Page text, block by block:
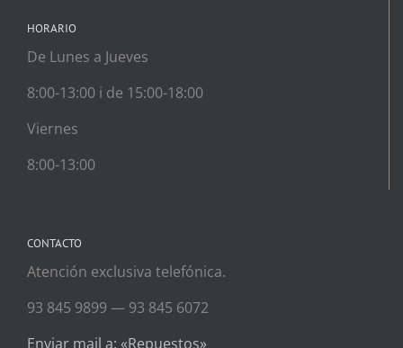
HORARIO
De Lunes a Jueves
8:00-13:00 i de 15:00-18:00
Viernes
8:00-13:00
CONTACTO
Atención exclusiva telefónica.
93 845 9899 — 93 845 6072
Enviar mail a: «Repuestos»